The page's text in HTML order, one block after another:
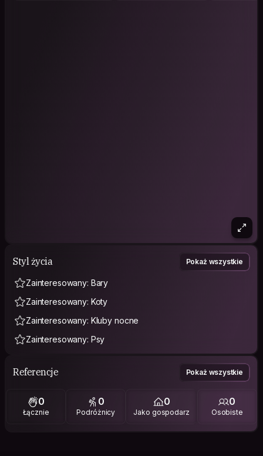
Styl życia Pokaż wszystkie
Zainteresowany: Bary
Zainteresowany: Koty
Zainteresowany: Kluby nocne
Zainteresowany: Psy
Referencje Pokaż wszystkie
0
Łącznie
0
Podróżnicy
0
Jako gospodarz
0
Osobiste